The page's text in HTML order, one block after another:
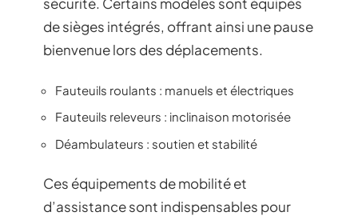
de sièges intégrés, offrant ainsi une pause
bienvenue lors des déplacements.
Fauteuils roulants : manuels et électriques
Fauteuils releveurs : inclinaison motorisée
Déambulateurs : soutien et stabilité
Ces équipements de mobilité et
d’assistance sont indispensables pour